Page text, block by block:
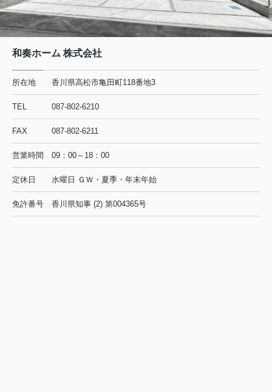
和奏ホーム 株式会社
所在地 香川県高松市亀田町118番地3
TEL 087-802-6210
FAX 087-802-6211
営業時間 09：00～18：00
定休日 水曜日 ＧＷ・夏季・年末年始
免許番号 香川県知事 (2) 第004365号